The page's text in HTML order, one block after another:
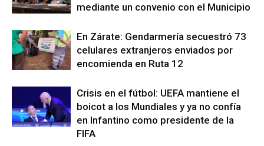
mediante un convenio con el Municipio
En Zárate: Gendarmería secuestró 73
celulares extranjeros enviados por
encomienda en Ruta 12
Crisis en el fútbol: UEFA mantiene el
boicot a los Mundiales y ya no confía
en Infantino como presidente de la
FIFA